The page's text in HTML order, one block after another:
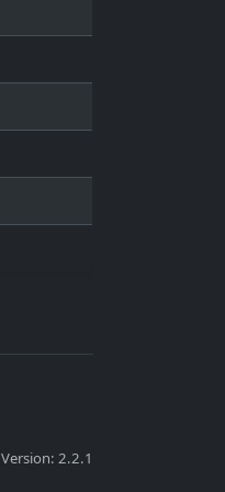
Version: 2.2.1